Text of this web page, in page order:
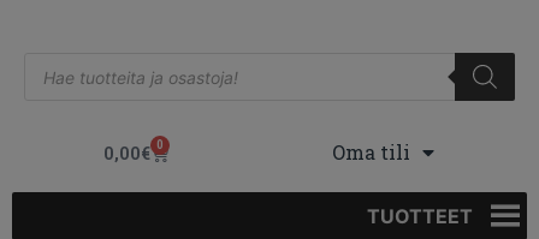
0,00€ 0 Oma tili
TUOTTEET